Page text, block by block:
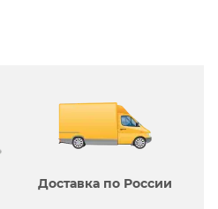
Доставка по России